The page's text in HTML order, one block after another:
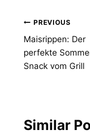
Post
PREVIOUS
Maisrippen: Der
perfekte
Snack vom Grill
Similar